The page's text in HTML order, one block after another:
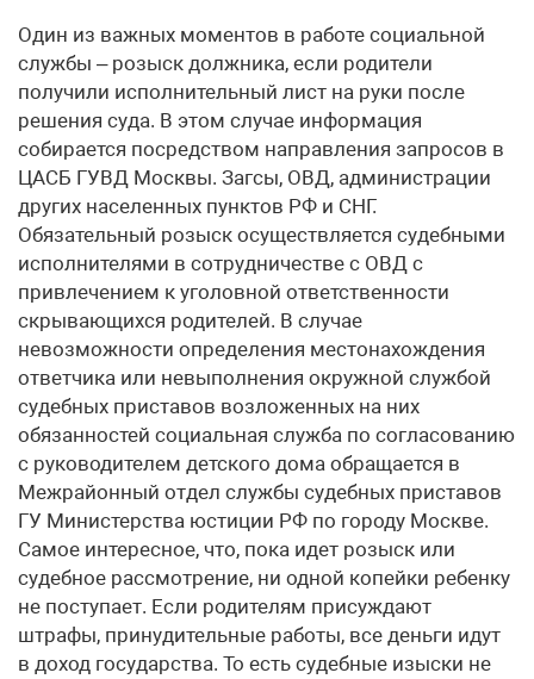
Один из важных моментов в работе социальной
службы – розыск должника, если родители
получили исполнительный лист на руки после
решения суда. В этом случае информация
собирается посредством направления запросов в
ЦАСБ ГУВД Москвы. Загсы, ОВД, администрации
других населенных пунктов РФ и СНГ.
Обязательный розыск осуществляется судебными
исполнителями в сотрудничестве с ОВД с
привлечением к уголовной ответственности
скрывающихся родителей. В случае
невозможности определения местонахождения
ответчика или невыполнения окружной службой
судебных приставов возложенных на них
обязанностей социальная служба по согласованию
с руководителем детского дома обращается в
Межрайонный отдел службы судебных приставов
ГУ Министерства юстиции РФ по городу Москве.
Самое интересное, что, пока идет розыск или
судебное рассмотрение, ни одной копейки ребенку
не поступает. Если родителям присуждают
штрафы, принудительные работы, все деньги идут
в доход государства. То есть судебные изыски не